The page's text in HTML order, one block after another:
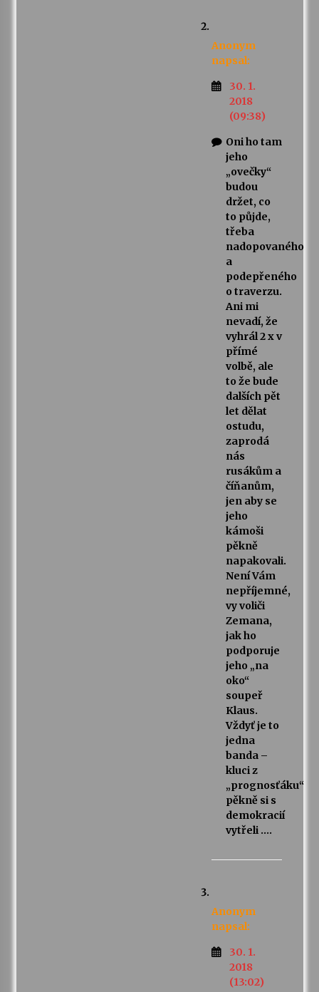
Anonym
napsal:
30. 1.
2018
(09:38)
Oni ho tam
jeho
„ovečky“
budou
držet, co
to půjde,
třeba
nadopovaného
a
podepřeného
o traverzu.
Ani mi
nevadí, že
vyhrál 2 x v
přímé
volbě, ale
to že bude
dalších pět
let dělat
ostudu,
zaprodá
nás
rusákům a
číňanům,
jen aby se
jeho
kámoši
pěkně
napakovali.
Není Vám
nepříjemné,
vy voliči
Zemana,
jak ho
podporuje
jeho „na
oko“
soupeř
Klaus.
Vždyť je to
jedna
banda –
kluci z
„prognosťáku“
pěkně si s
demokracií
vytřeli ….
Anonym
napsal:
30. 1.
2018
(13:02)